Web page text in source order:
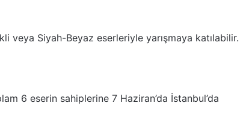
veya Siyah-Beyaz eserleriyle yarışmaya katılabilir.
6 eserin sahiplerine 7 Haziran’da İstanbul’da